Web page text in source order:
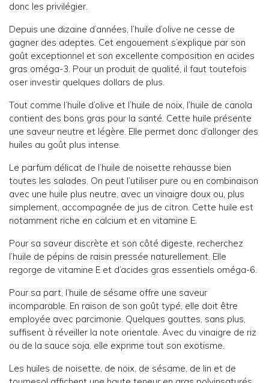
donc les privilégier.
Depuis une dizaine d’années, l’huile d’olive ne cesse de
gagner des adeptes. Cet engouement s’explique par son
goût exceptionnel et son excellente composition en acides
gras oméga-3. Pour un produit de qualité, il faut toutefois
oser investir quelques dollars de plus.
Tout comme l’huile d’olive et l’huile de noix, l’huile de canola
contient des bons gras pour la santé. Cette huile présente
une saveur neutre et légère. Elle permet donc d’allonger des
huiles au goût plus intense.
Le parfum délicat de l’huile de noisette rehausse bien
toutes les salades. On peut l’utiliser pure ou en combinaison
avec une huile plus neutre, avec un vinaigre doux ou, plus
simplement, accompagnée de jus de citron. Cette huile est
notamment riche en calcium et en vitamine E.
Pour sa saveur discrète et son côté digeste, recherchez
l’huile de pépins de raisin pressée naturellement. Elle
regorge de vitamine E et d’acides gras essentiels oméga-6.
Pour sa part, l’huile de sésame offre une saveur
incomparable. En raison de son goût typé, elle doit être
employée avec parcimonie. Quelques gouttes, sans plus,
suffisent à réveiller la note orientale. Avec du vinaigre de riz
ou de la sauce soja, elle exprime tout son exotisme.
Les huiles de noisette, de noix, de sésame, de lin et de